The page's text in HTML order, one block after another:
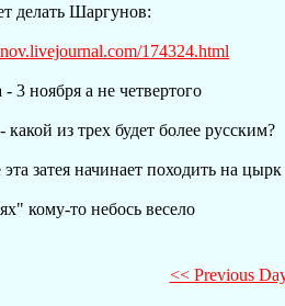
делать Шаргунов:
174324.html
- 3 ноября а не четвертого
какой из трех будет более русским?
затея начинает походить на
кому-то небось весело
<< Previous